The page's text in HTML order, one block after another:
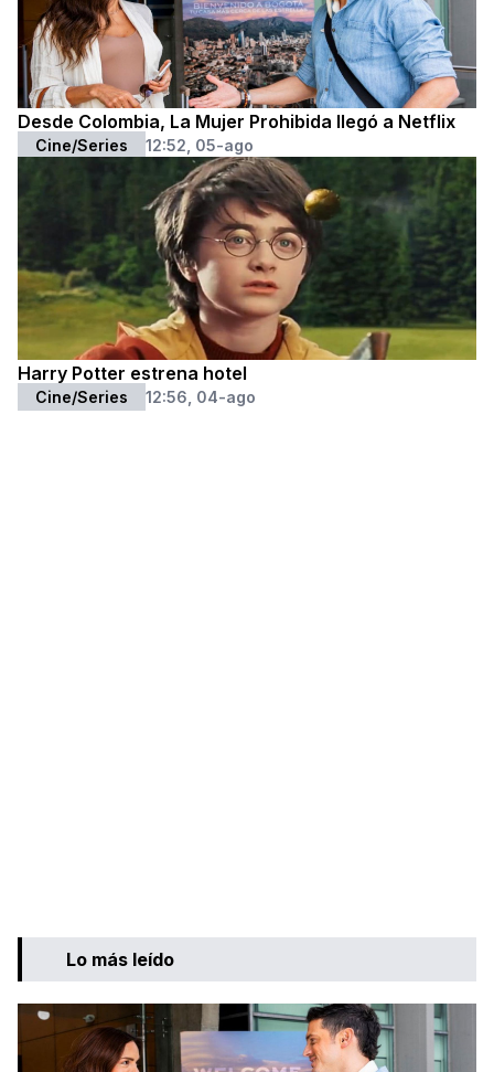
Desde Colombia, La Mujer Prohibida llegó a Netflix
Cine/Series 12:52, 05-ago
Harry Potter estrena hotel
Cine/Series 12:56, 04-ago
Lo más leído